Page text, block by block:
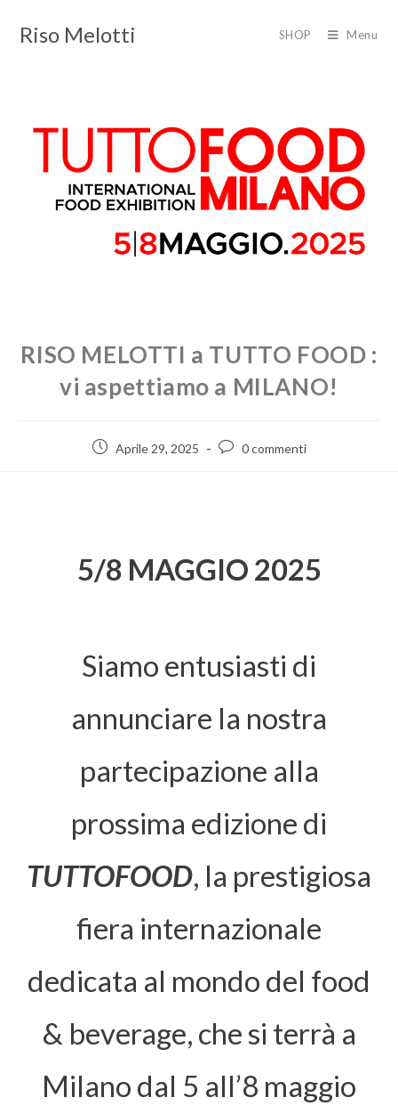
Riso Melotti SHOP Menu
RISO MELOTTI a TUTTO FOOD :
vi aspettiamo a MILANO!
Aprile 29, 2025 0 commenti
5/8 MAGGIO 2025
Siamo entusiasti di
annunciare la nostra
partecipazione alla
prossima edizione di
TUTTOFOOD, la prestigiosa
fiera internazionale
dedicata al mondo del food
& beverage, che si terrà a
Milano dal 5 all’8 maggio